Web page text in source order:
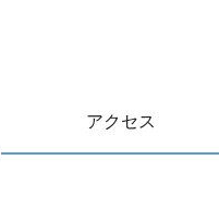
アクセス